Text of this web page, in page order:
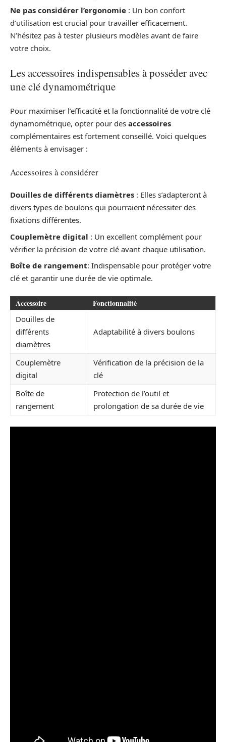
Ne pas considérer l’ergonomie : Un bon confort
d’utilisation est crucial pour travailler efficacement.
N’hésitez pas à tester plusieurs modèles avant de faire
votre choix.
Les accessoires indispensables à posséder avec
une clé dynamométrique
Pour maximiser l’efficacité et la fonctionnalité de votre clé
dynamométrique, opter pour des accessoires
complémentaires est fortement conseillé. Voici quelques
éléments à envisager :
Accessoires à considérer
Douilles de différents diamètres : Elles s’adapteront à
divers types de boulons qui pourraient nécessiter des
fixations différentes.
Couplemètre digital : Un excellent complément pour
vérifier la précision de votre clé avant chaque utilisation.
Boîte de rangement: Indispensable pour protéger votre
clé et garantir une durée de vie optimale.
Accessoire Fonctionnalité
Douilles de
différents
diamètres
Adaptabilité à divers boulons
Couplemètre
digital
Vérification de la précision de la
clé
Boîte de
rangement
Protection de l’outil et
prolongation de sa durée de vie